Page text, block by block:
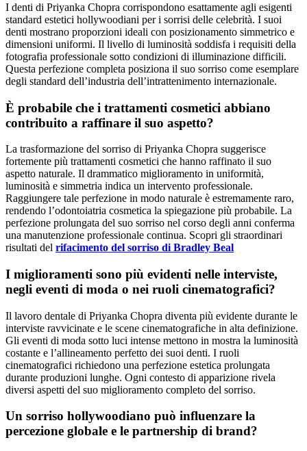
I denti di Priyanka Chopra corrispondono esattamente agli esigenti
standard estetici hollywoodiani per i sorrisi delle celebrità. I suoi
denti mostrano proporzioni ideali con posizionamento simmetrico e
dimensioni uniformi. Il livello di luminosità soddisfa i requisiti della
fotografia professionale sotto condizioni di illuminazione difficili.
Questa perfezione completa posiziona il suo sorriso come esemplare
degli standard dell’industria dell’intrattenimento internazionale.
È probabile che i trattamenti cosmetici abbiano
contribuito a raffinare il suo aspetto?
La trasformazione del sorriso di Priyanka Chopra suggerisce
fortemente più trattamenti cosmetici che hanno raffinato il suo
aspetto naturale. Il drammatico miglioramento in uniformità,
luminosità e simmetria indica un intervento professionale.
Raggiungere tale perfezione in modo naturale è estremamente raro,
rendendo l’odontoiatria cosmetica la spiegazione più probabile. La
perfezione prolungata del suo sorriso nel corso degli anni conferma
una manutenzione professionale continua. Scopri gli straordinari
risultati del rifacimento del sorriso di Bradley Beal
I miglioramenti sono più evidenti nelle interviste,
negli eventi di moda o nei ruoli cinematografici?
Il lavoro dentale di Priyanka Chopra diventa più evidente durante le
interviste ravvicinate e le scene cinematografiche in alta definizione.
Gli eventi di moda sotto luci intense mettono in mostra la luminosità
costante e l’allineamento perfetto dei suoi denti. I ruoli
cinematografici richiedono una perfezione estetica prolungata
durante produzioni lunghe. Ogni contesto di apparizione rivela
diversi aspetti del suo miglioramento completo del sorriso.
Un sorriso hollywoodiano può influenzare la
percezione globale e le partnership di brand?